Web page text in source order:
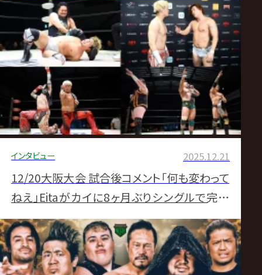
インタビュー 2025.12.21
12/20大阪大会 試合後コメント「何も変わって
ねえ」Eitaがカイに8ヶ月ぶりシングルで完勝
元日3WAY戦へ“眼中なし”宣告